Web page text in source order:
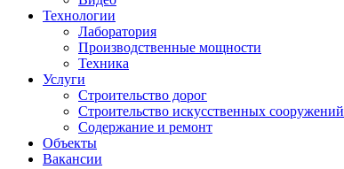
Технологии
Лаборатория
Производственные мощности
Техника
Услуги
Строительство дорог
Строительство искусственных сооружений
Содержание и ремонт
Объекты
Вакансии